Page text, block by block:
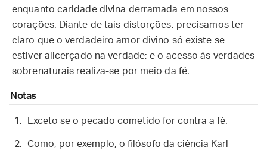
enquanto caridade divina derramada em nossos
corações. Diante de tais distorções, precisamos ter
claro que o verdadeiro amor divino só existe se
estiver alicerçado na verdade; e o acesso às verdades
sobrenaturais realiza-se por meio da fé.
Notas
Exceto se o pecado cometido for contra a fé.
Como, por exemplo, o filósofo da ciência Karl